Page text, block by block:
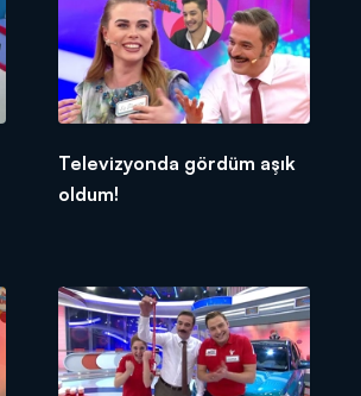
Televizyonda gördüm aşık
oldum!